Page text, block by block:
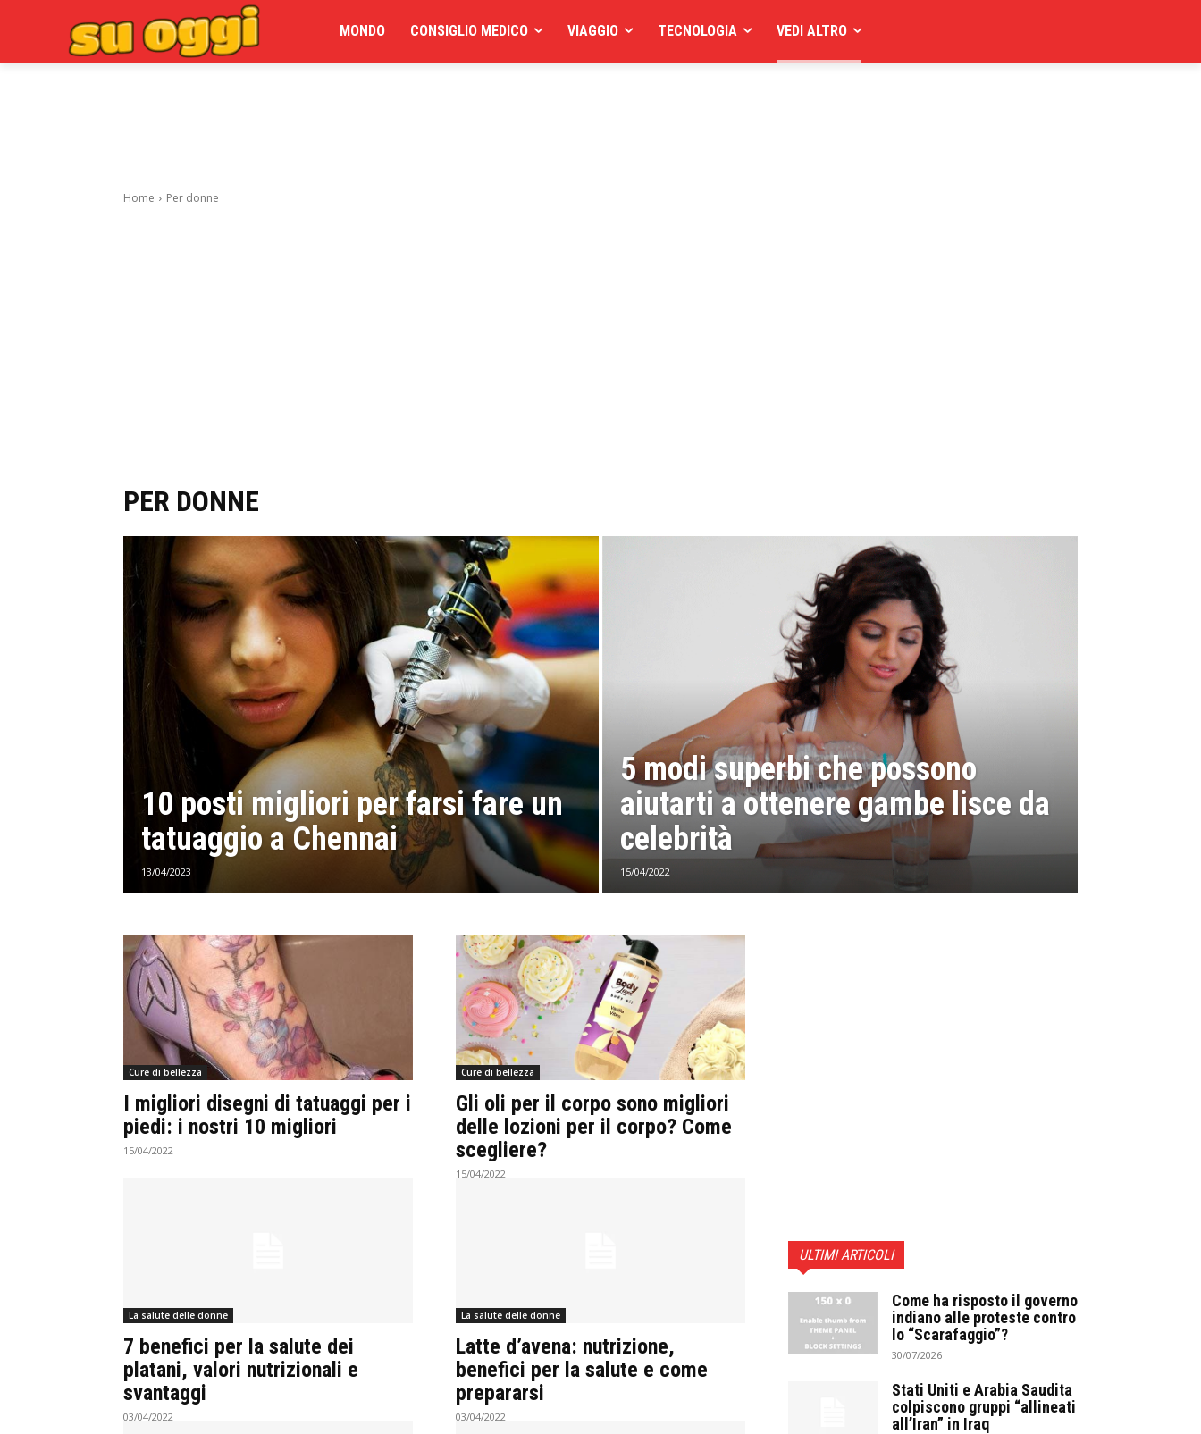
MONDO CONSIGLIO MEDICO VIAGGIO TECNOLOGIA VEDI ALTRO
Home Per donne
PER DONNE
10 posti migliori per farsi fare un
tatuaggio a Chennai
13/04/2023
5 modi superbi che possono
aiutarti a ottenere gambe lisce da
celebrità
15/04/2022
Cure di bellezza
I migliori disegni di tatuaggi per i
piedi: i nostri 10 migliori
15/04/2022
Cure di bellezza
Gli oli per il corpo sono migliori
delle lozioni per il corpo? Come
scegliere?
15/04/2022
La salute delle donne
7 benefici per la salute dei
platani, valori nutrizionali e
svantaggi
03/04/2022
La salute delle donne
Latte d’avena: nutrizione,
benefici per la salute e come
prepararsi
03/04/2022
ULTIMI ARTICOLI
Come ha risposto il governo
indiano alle proteste contro
lo “Scarafaggio”?
30/07/2026
Stati Uniti e Arabia Saudita
colpiscono gruppi “allineati
all’Iran” in Iraq